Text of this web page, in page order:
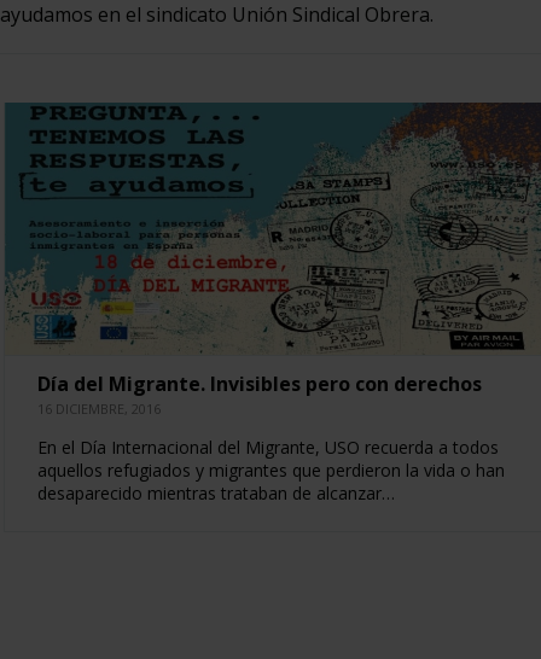
ayudamos en el sindicato Unión Sindical Obrera.
Día del Migrante. Invisibles pero con derechos
16 DICIEMBRE, 2016
En el Día Internacional del Migrante, USO recuerda a todos
aquellos refugiados y migrantes que perdieron la vida o han
desaparecido mientras trataban de alcanzar…